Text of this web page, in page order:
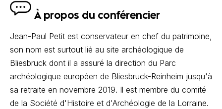
À propos du conférencier
Jean-Paul Petit est conservateur en chef du patrimoine,
son nom est surtout lié au site archéologique de
Bliesbruck dont il a assuré la direction du Parc
archéologique européen de Bliesbruck-Reinheim jusqu'à
sa retraite en novembre 2019. Il est membre du comité
de la Société d'Histoire et d'Archéologie de la Lorraine.